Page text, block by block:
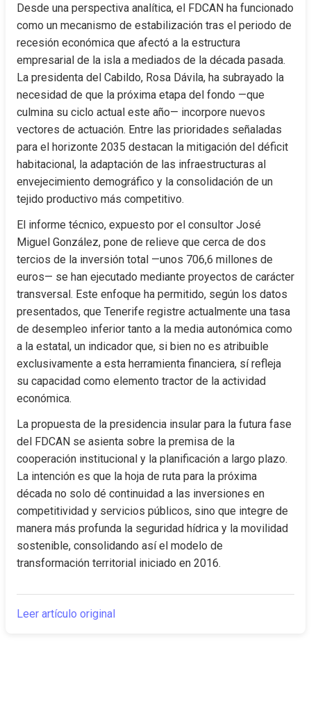
Desde una perspectiva analítica, el FDCAN ha funcionado
como un mecanismo de estabilización tras el periodo de
recesión económica que afectó a la estructura
empresarial de la isla a mediados de la década pasada.
La presidenta del Cabildo, Rosa Dávila, ha subrayado la
necesidad de que la próxima etapa del fondo —que
culmina su ciclo actual este año— incorpore nuevos
vectores de actuación. Entre las prioridades señaladas
para el horizonte 2035 destacan la mitigación del déficit
habitacional, la adaptación de las infraestructuras al
envejecimiento demográfico y la consolidación de un
tejido productivo más competitivo.
El informe técnico, expuesto por el consultor José
Miguel González, pone de relieve que cerca de dos
tercios de la inversión total —unos 706,6 millones de
euros— se han ejecutado mediante proyectos de carácter
transversal. Este enfoque ha permitido, según los datos
presentados, que Tenerife registre actualmente una tasa
de desempleo inferior tanto a la media autonómica como
a la estatal, un indicador que, si bien no es atribuible
exclusivamente a esta herramienta financiera, sí refleja
su capacidad como elemento tractor de la actividad
económica.
La propuesta de la presidencia insular para la futura fase
del FDCAN se asienta sobre la premisa de la
cooperación institucional y la planificación a largo plazo.
La intención es que la hoja de ruta para la próxima
década no solo dé continuidad a las inversiones en
competitividad y servicios públicos, sino que integre de
manera más profunda la seguridad hídrica y la movilidad
sostenible, consolidando así el modelo de
transformación territorial iniciado en 2016.
Leer artículo original